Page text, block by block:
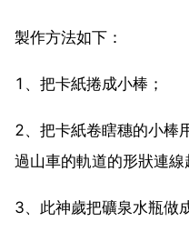
製作方法如下：
1、把卡紙捲成小棒；
2、把卡紙卷瞎穗的小棒
過山車的軌道的形狀連線
3、此神歲把礦泉水瓶做